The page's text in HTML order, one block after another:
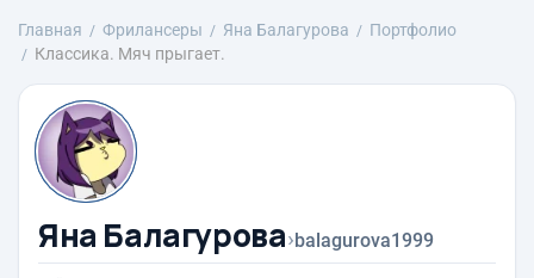
Главная Фрилансеры Яна Балагурова
Портфолио
Классика. Мяч прыгает.
Яна Балагурова›balagurova1999